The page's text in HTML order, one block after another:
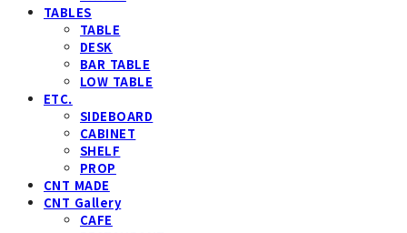
TABLES
TABLE
DESK
BAR TABLE
LOW TABLE
ETC.
SIDEBOARD
CABINET
SHELF
PROP
CNT MADE
CNT Gallery
CAFE